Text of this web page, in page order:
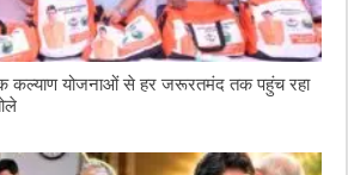
कल्याण योजनाओं से हर जरूरतमंद तक पहुंच रहा